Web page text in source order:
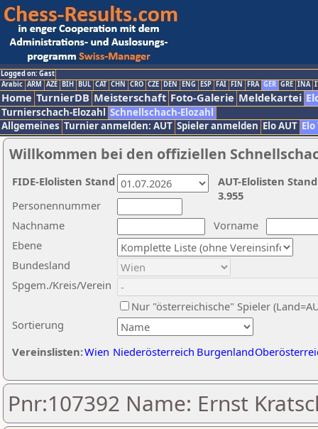
Logged on: Gast
Arabic ARM AZE BIH BUL CAT CHN CRO CZE DEN ENG ESP FAI FIN FRA GER GRE INA
Home TurnierDB Meisterschaft Foto-Galerie Meldekartei
Turnierschach-Elozahl Schnellschach-Elozahl
Allgemeines Turnier anmelden: AUT Spieler anmelden Elo AUT
Willkommen bei den offiziellen
Nachname
Vorname
Ebene
Sortierung
Personennummer
Bundesland
Spgem./Kreis/Verein
Nur "österreichische" Spieler
Vereinslisten:Wien Niederösterreich Burgenland
AUT-Elolisten
3.955
FIDE-Elolisten Stand
Pnr:107392 Name: Ernst